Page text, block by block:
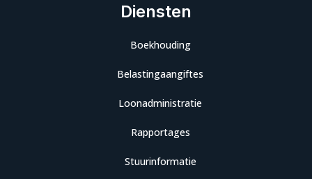
Diensten
Boekhouding
Belastingaangiftes
Loonadministratie
Rapportages
Stuurinformatie